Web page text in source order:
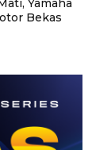
Yamaha
Bekas